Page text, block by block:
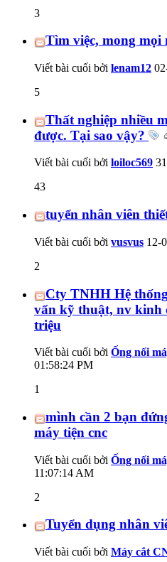
3
Tìm việc, mong mọi
Viết bài cuối bởi lenam12
5
Thất nghiệp nhiều
được. Tại sao vậy?
Viết bài cuối bởi loiloc569
43
tuyển nhân viên
Viết bài cuối bởi vusvus 12-
2
Cty TNHH Hệ
vấn kỹ thuật, nv kinh
triệu
Viết bài cuối bởi Ống nối
01:58:24 PM
1
mình cần 2 bạn
máy tiện cnc
Viết bài cuối bởi Ống nối
11:07:14 AM
2
Tuyển dụng nhân
Viết bài cuối bởi Máy cắt